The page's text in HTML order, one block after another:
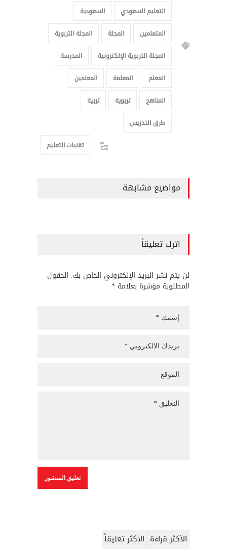
التعليم السعودي
السعودية
المتعلمين
المجلة
المجلة التربوية
المجلة التربوية الإلكترونية
المدرسة
المعلم
المعلمة
المعلمين
المناهج
تربوية
تربية
طرق التدريس
تقنيات التعليم
مواضيع مشابهة
اترك تعليقاً
لن يتم نشر البريد الإلكتروني الخاص بك. الحقول
المطلوبة مؤشرة بعلامة *
الأكثر قراءة الأكثر تعليقاً